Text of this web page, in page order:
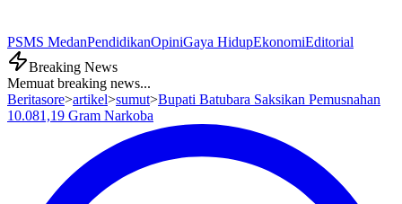
PSMS MedanPendidikanOpiniGaya HidupEkonomiEditorial
Breaking News
Memuat breaking news...
Beritasore>artikel>sumut>Bupati Batubara Saksikan Pemusnahan
10.081,19 Gram Narkoba